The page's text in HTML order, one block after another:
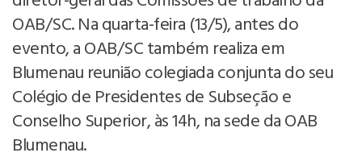
OAB/SC. Na quarta-feira (13/5), antes do
evento, a OAB/SC também realiza em
Blumenau reunião colegiada conjunta do seu
Colégio de Presidentes de Subseção e
Conselho Superior, às 14h, na sede da OAB
Blumenau.